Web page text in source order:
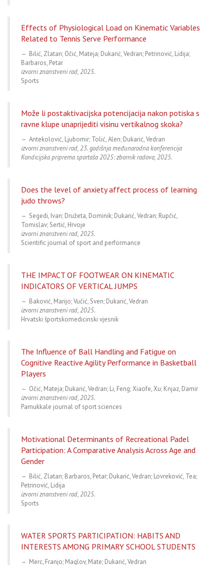
Effects of Physiological Load on Kinematic Variables
Related to Tennis Serve Performance
Bilić, Zlatan; Očić, Mateja; Dukarić, Vedran; Petrinović, Lidija;
Barbaros, Petar
izvorni znanstveni rad, 2025.
Sports
Može li postaktivacijska potencijacija nakon potiska s
ravne klupe unaprijediti visinu vertikalnog skoka?
Antekolović, Ljubomir; Tolić, Alen; Dukarić, Vedran
izvorni znanstveni rad, 23. godišnja međunarodna konferencija
Kondicijska priprema sportaša 2025: zbornik radova, 2025.
Does the level of anxiety affect process of learning
judo throws?
Segedi, Ivan; Družeta, Dominik; Dukarić, Vedran; Rupčić,
Tomislav; Sertić, Hrvoje
izvorni znanstveni rad, 2025.
Scientific journal of sport and performance
THE IMPACT OF FOOTWEAR ON KINEMATIC
INDICATORS OF VERTICAL JUMPS
Baković, Marijo; Vučić, Sven; Dukarić, Vedran
izvorni znanstveni rad, 2025.
Hrvatski športskomedicinski vjesnik
The Influence of Ball Handling and Fatigue on
Cognitive Reactive Agility Performance in Basketball
Players
Očić, Mateja; Dukarić, Vedran; Li, Feng; Xiaofe, Xu; Knjaz, Damir
izvorni znanstveni rad, 2025.
Pamukkale journal of sport sciences
Motivational Determinants of Recreational Padel
Participation: A Comparative Analysis Across Age and
Gender
Bilić, Zlatan; Barbaros, Petar; Dukarić, Vedran; Lovreković, Tea;
Petrinović, Lidija
izvorni znanstveni rad, 2025.
Sports
WATER SPORTS PARTICIPATION: HABITS AND
INTERESTS AMONG PRIMARY SCHOOL STUDENTS
Merc, Franjo; Maglov, Mate; Dukarić, Vedran